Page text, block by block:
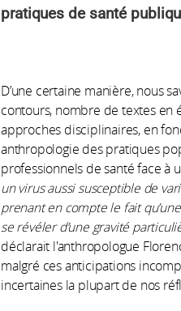
pratiques de santé
D’une certaine manière, nous
contours, nombre de textes en
approches disciplinaires, en
anthropologie des pratiques
professionnels de santé face à
un virus aussi susceptible de
prenant en compte le fait
se révéler d’une gravité
déclarait l'anthropologue
malgré ces anticipations
incertaines la plupart de nos